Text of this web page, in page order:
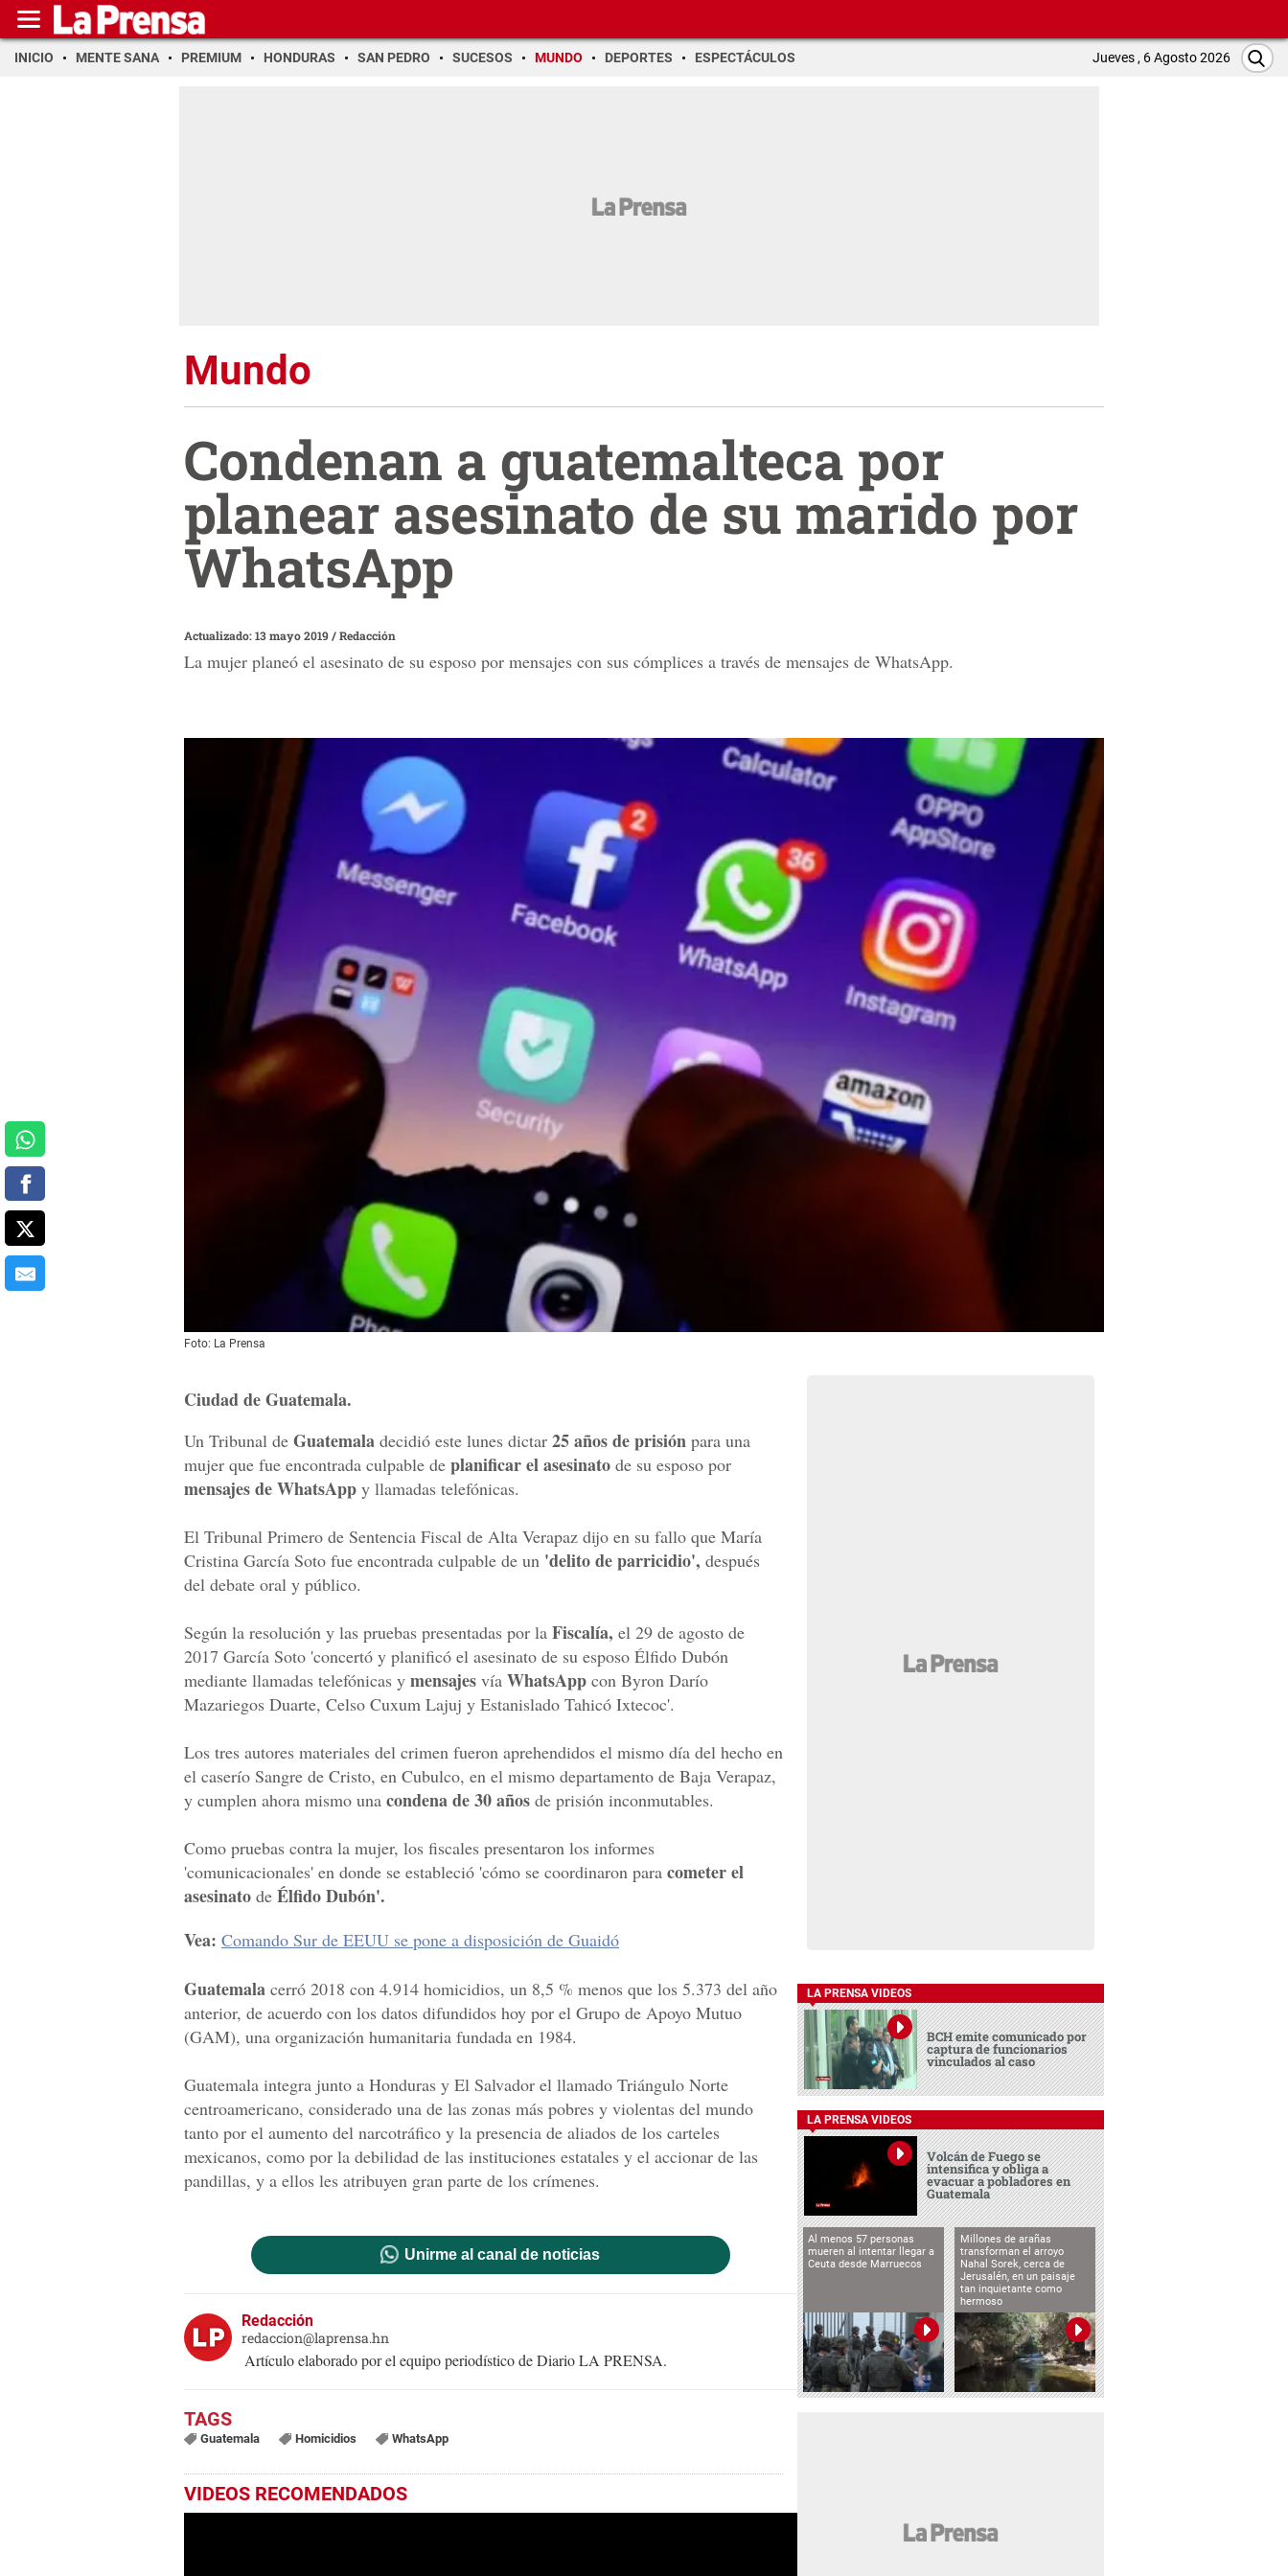
INICIO MENTE SANA PREMIUM HONDURAS SAN PEDRO SUCESOS MUNDO DEPORTES ESPECTÁCULOS Jueves , 6 Agosto 2026
Mundo
Condenan a guatemalteca por
planear asesinato de su marido por
WhatsApp
Actualizado: 13 mayo 2019/Redacción
La mujer planeó el asesinato de su esposo por mensajes con sus cómplices a través de mensajes de WhatsApp.
Foto: La Prensa
Ciudad de Guatemala.
Un Tribunal de Guatemala decidió este lunes dictar 25 años de prisión para una
mujer que fue encontrada culpable de planificar el asesinato de su esposo por
mensajes de WhatsApp y llamadas telefónicas.
El Tribunal Primero de Sentencia Fiscal de Alta Verapaz dijo en su fallo que María
Cristina García Soto fue encontrada culpable de un 'delito de parricidio', después
del debate oral y público.
Según la resolución y las pruebas presentadas por la Fiscalía, el 29 de agosto de
2017 García Soto 'concertó y planificó el asesinato de su esposo Élfido Dubón
mediante llamadas telefónicas y mensajes vía WhatsApp con Byron Darío
Mazariegos Duarte, Celso Cuxum Lajuj y Estanislado Tahicó Ixtecoc'.
Los tres autores materiales del crimen fueron aprehendidos el mismo día del hecho en
el caserío Sangre de Cristo, en Cubulco, en el mismo departamento de Baja Verapaz,
y cumplen ahora mismo una condena de 30 años de prisión inconmutables.
Como pruebas contra la mujer, los fiscales presentaron los informes
'comunicacionales' en donde se estableció 'cómo se coordinaron para cometer el
asesinato de Élfido Dubón'.
Vea: Comando Sur de EEUU se pone a disposición de Guaidó
Guatemala cerró 2018 con 4.914 homicidios, un 8,5 % menos que los 5.373 del año
anterior, de acuerdo con los datos difundidos hoy por el Grupo de Apoyo Mutuo
(GAM), una organización humanitaria fundada en 1984.
Guatemala integra junto a Honduras y El Salvador el llamado Triángulo Norte
centroamericano, considerado una de las zonas más pobres y violentas del mundo
tanto por el aumento del narcotráfico y la presencia de aliados de los carteles
mexicanos, como por la debilidad de las instituciones estatales y el accionar de las
pandillas, y a ellos les atribuyen gran parte de los crímenes.
Unirme al canal de noticias
Redacción
redaccion@laprensa.hn
Artículo elaborado por el equipo periodístico de Diario LA PRENSA.
Guatemala Homicidios WhatsApp
VIDEOS RECOMENDADOS
LA PRENSA VIDEOS
BCH emite comunicado por
captura de funcionarios
vinculados al caso
LA PRENSA VIDEOS
Volcán de Fuego se
intensifica y obliga a
evacuar a pobladores en
Guatemala
Al menos 57 personas
mueren al intentar llegar a
Ceuta desde Marruecos
Millones de arañas
transforman el arroyo
Nahal Sorek, cerca de
Jerusalén, en un paisaje
tan inquietante como
hermoso